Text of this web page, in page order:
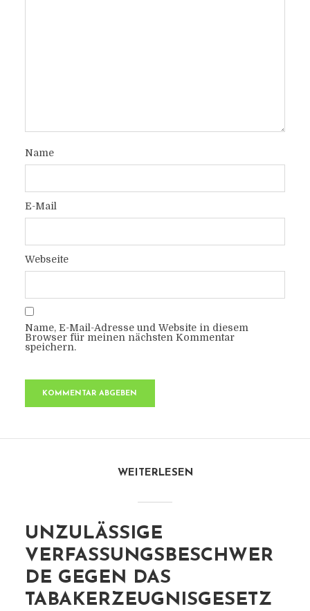
Name
E-Mail
Webseite
Name, E-Mail-Adresse und Website in diesem
Browser für meinen nächsten Kommentar
speichern.
WEITERLESEN
UNZULÄSSIGE
VERFASSUNGSBESCHWER
DE GEGEN DAS
TABAKERZEUGNISGESETZ